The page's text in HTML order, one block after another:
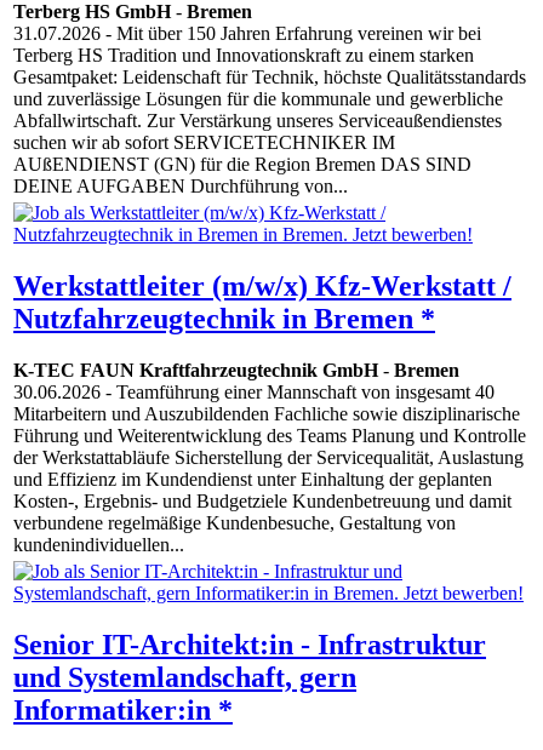
Terberg HS GmbH- Bremen
31.07.2026 - Mit über 150 Jahren Erfahrung vereinen wir bei
Terberg HS Tradition und Innovationskraft zu einem starken
Gesamtpaket: Leidenschaft für Technik, höchste Qualitätsstandards
und zuverlässige Lösungen für die kommunale und gewerbliche
Abfallwirtschaft. Zur Verstärkung unseres Serviceaußendienstes
suchen wir ab sofort SERVICETECHNIKER IM
AUßENDIENST (GN) für die Region Bremen DAS SIND
DEINE AUFGABEN Durchführung von...
Werkstattleiter (m/w/x) Kfz-Werkstatt /
Nutzfahrzeugtechnik in Bremen *
K-TEC FAUN Kraftfahrzeugtechnik GmbH- Bremen
30.06.2026 - Teamführung einer Mannschaft von insgesamt 40
Mitarbeitern und Auszubildenden Fachliche sowie disziplinarische
Führung und Weiterentwicklung des Teams Planung und Kontrolle
der Werkstattabläufe Sicherstellung der Servicequalität, Auslastung
und Effizienz im Kundendienst unter Einhaltung der geplanten
Kosten-, Ergebnis- und Budgetziele Kundenbetreuung und damit
verbundene regelmäßige Kundenbesuche, Gestaltung von
kundenindividuellen...
Senior IT-Architekt:in - Infrastruktur
und Systemlandschaft, gern
Informatiker:in *